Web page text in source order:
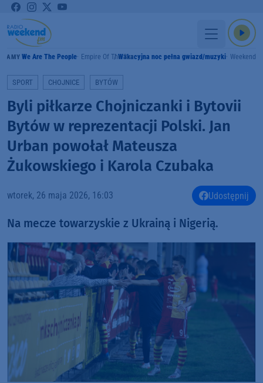
We Are The People Empire Of The SunWakacyjna noc pełna gwiazd/muzyki Weekend
SPORT CHOJNICE BYTÓW
Byli piłkarze Chojniczanki i Bytovii
Bytów w reprezentacji Polski. Jan
Urban powołał Mateusza
Żukowskiego i Karola Czubaka
wtorek, 26 maja 2026, 16:03 Udostępnij
Na mecze towarzyskie z Ukrainą i Nigerią.